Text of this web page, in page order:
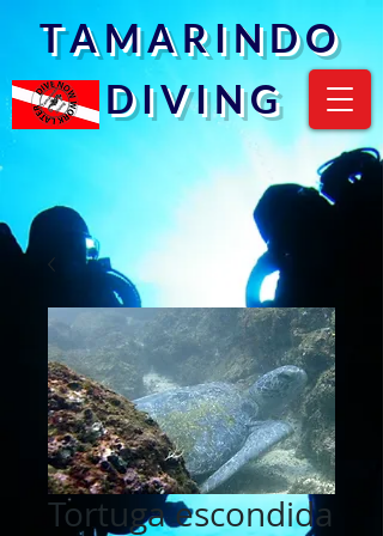
T A M A R I N D O
D I V I N G
Tortuga escondida